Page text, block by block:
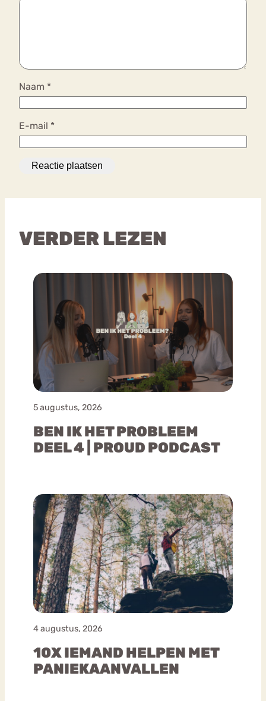
Naam *
E-mail *
VERDER LEZEN
5 augustus, 2026
BEN IK HET PROBLEEM
DEEL 4 | PROUD PODCAST
4 augustus, 2026
10X IEMAND HELPEN MET
PANIEKAANVALLEN